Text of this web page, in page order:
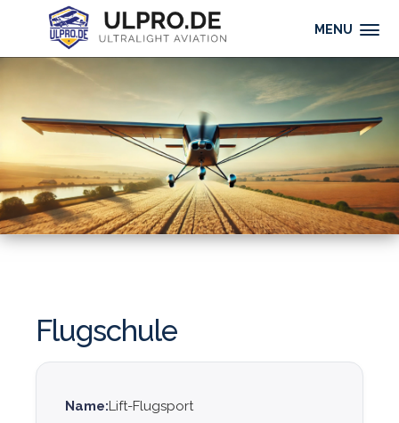
MENU
Flugschule
Name:Lift-Flugsport